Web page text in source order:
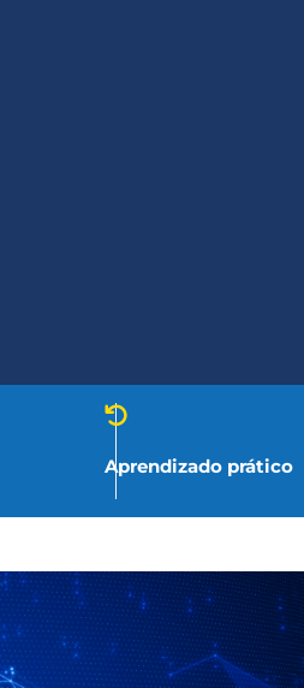
Aprendizado prático